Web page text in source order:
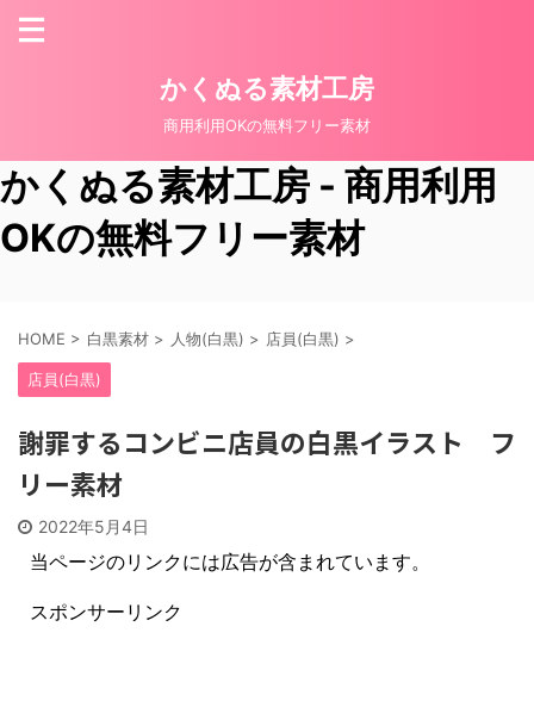
かくぬる素材工房
商用利用OKの無料フリー素材
かくぬる素材工房 - 商用利用
OKの無料フリー素材
HOME > 白黒素材 > 人物(白黒) > 店員(白黒) >
店員(白黒)
謝罪するコンビニ店員の白黒イラスト フ
リー素材
2022年5月4日
当ページのリンクには広告が含まれています。
スポンサーリンク